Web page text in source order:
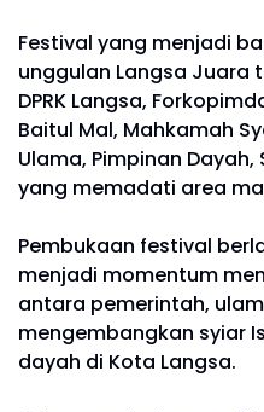
Festival yang menjadi
unggulan Langsa Juara
DPRK Langsa,
Baitul Mal, Mahkamah
Ulama, Pimpinan
yang memadati area
Pembukaan festival
menjadi momentum
antara pemerintah,
mengembangkan syiar
dayah di Kota Langsa.